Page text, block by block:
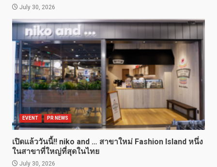
July 30, 2026
EVENT PR NEWS
เปิดแล้ววันนี้!! niko and … สาขาใหม่ Fashion Island หนึ่ง
ในสาขาที่ใหญ่ที่สุดในไทย
July 30, 2026